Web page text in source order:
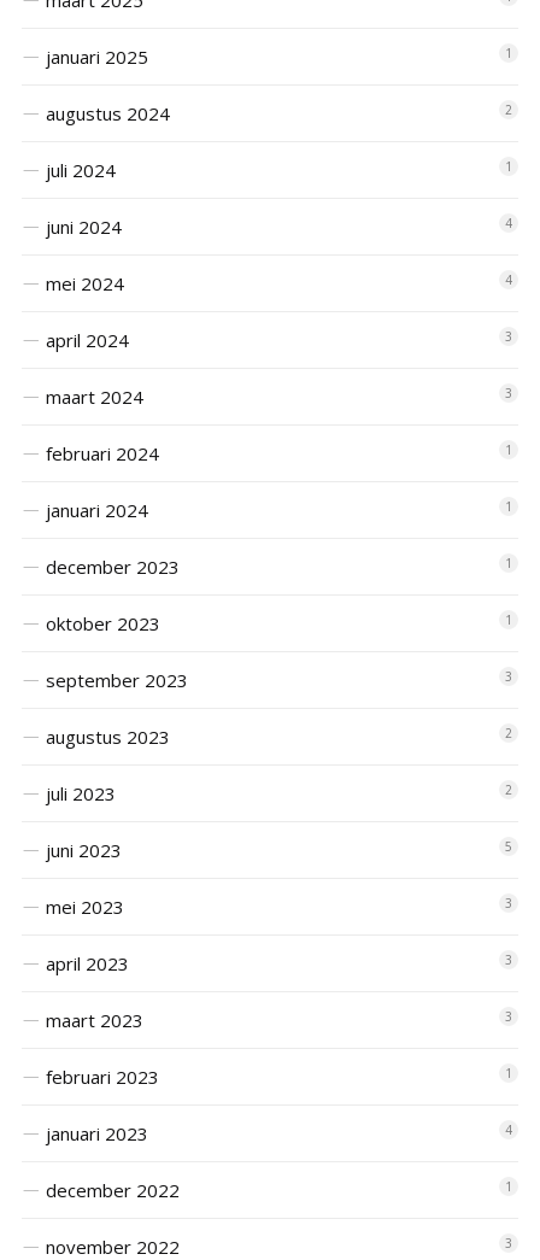
januari 2025 1
augustus 2024 2
juli 2024 1
juni 2024 4
mei 2024 4
april 2024 3
maart 2024 3
februari 2024 1
januari 2024 1
december 2023 1
oktober 2023 1
september 2023 3
augustus 2023 2
juli 2023 2
juni 2023 5
mei 2023 3
april 2023 3
maart 2023 3
februari 2023 1
januari 2023 4
december 2022 1
november 2022 3